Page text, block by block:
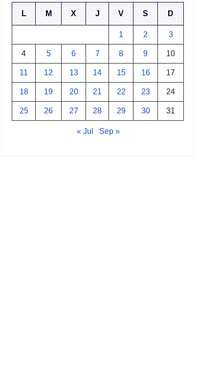
L M X J V S D
1 2 3
4 5 6 7 8 9 10
11 12 13 14 15 16 17
18 19 20 21 22 23 24
25 26 27 28 29 30 31
« Jul Sep »